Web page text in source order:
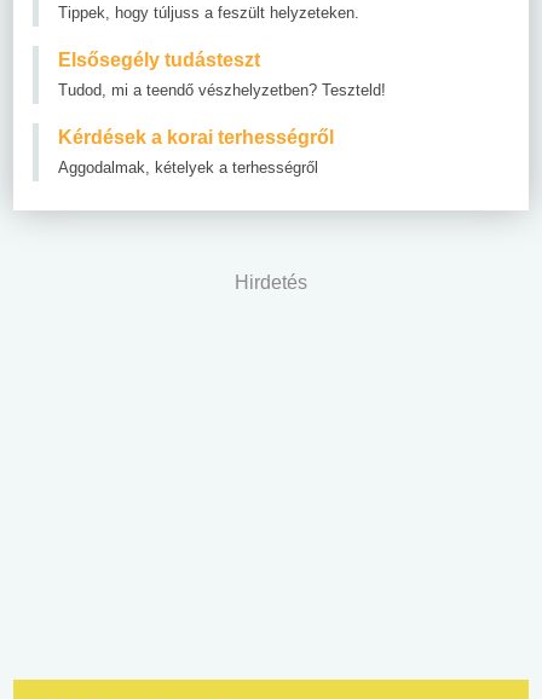
Tippek, hogy túljuss a feszült helyzeteken.
Elsősegély tudásteszt
Tudod, mi a teendő vészhelyzetben? Teszteld!
Kérdések a korai terhességről
Aggodalmak, kételyek a terhességről
Hirdetés